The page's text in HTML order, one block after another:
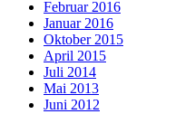
Februar 2016
Januar 2016
Oktober 2015
April 2015
Juli 2014
Mai 2013
Juni 2012